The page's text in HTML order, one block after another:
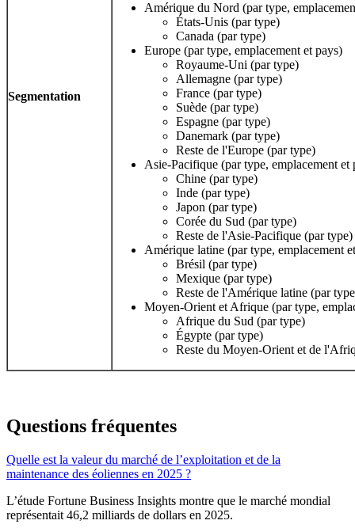
Segmentation
Amérique du Nord (par type,
États-Unis (par type)
Canada (par type)
Europe (par type, emplacement et pays)
Royaume-Uni (par type)
Allemagne (par type)
France (par type)
Suède (par type)
Espagne (par type)
Danemark (par type)
Reste de l'Europe (par type)
Asie-Pacifique (par type, emplacement et
Chine (par type)
Inde (par type)
Japon (par type)
Corée du Sud (par type)
Reste de l'Asie-Pacifique (par type)
Amérique latine (par type, emplacement
Brésil (par type)
Mexique (par type)
Reste de l'Amérique latine (par
Moyen-Orient et Afrique (par type,
Afrique du Sud (par type)
Égypte (par type)
Reste du Moyen-Orient et de
Questions fréquentes
Quelle est la valeur du marché de l’exploitation et de la
maintenance des éoliennes en 2025 ?
L’étude Fortune Business Insights montre que le marché mondial
représentait 46,2 milliards de dollars en 2025.